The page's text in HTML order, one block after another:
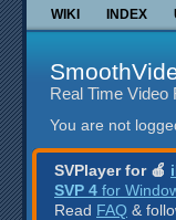
WIKI INDEX
Real Time
You are not
SVPlayer for 🍎
SVP 4 for
Read FAQ &